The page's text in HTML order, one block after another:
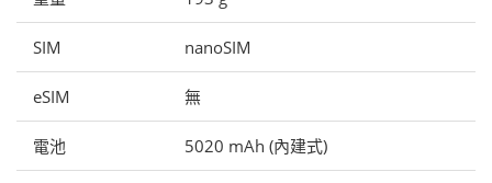
SIM nanoSIM
eSIM 無
電池 5020 mAh (內建式)